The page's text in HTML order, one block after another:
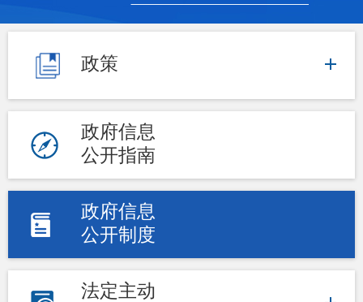
政策
政府信息
公开指南
政府信息
公开制度
法定主动